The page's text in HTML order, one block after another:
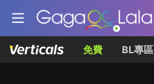
免費 BL專區